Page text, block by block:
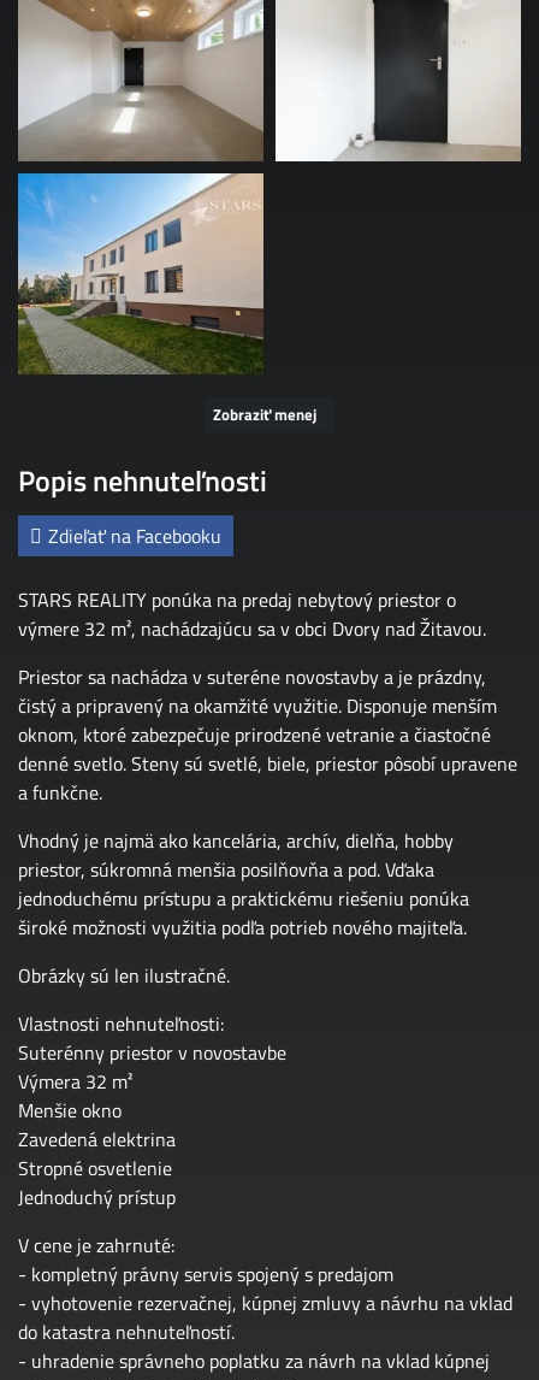
Zobraziť menej
Popis nehnuteľnosti
Zdieľať na Facebooku
STARS REALITY ponúka na predaj nebytový priestor o
výmere 32 m², nachádzajúcu sa v obci Dvory nad Žitavou.
Priestor sa nachádza v suteréne novostavby a je prázdny,
čistý a pripravený na okamžité využitie. Disponuje menším
oknom, ktoré zabezpečuje prirodzené vetranie a čiastočné
denné svetlo. Steny sú svetlé, biele, priestor pôsobí upravene
a funkčne.
Vhodný je najmä ako kancelária, archív, dielňa, hobby
priestor, súkromná menšia posilňovňa a pod. Vďaka
jednoduchému prístupu a praktickému riešeniu ponúka
široké možnosti využitia podľa potrieb nového majiteľa.
Obrázky sú len ilustračné.
Vlastnosti nehnuteľnosti:
Suterénny priestor v novostavbe
Výmera 32 m²
Menšie okno
Zavedená elektrina
Stropné osvetlenie
Jednoduchý prístup
V cene je zahrnuté:
- kompletný právny servis spojený s predajom
- vyhotovenie rezervačnej, kúpnej zmluvy a návrhu na vklad
do katastra nehnuteľností.
- uhradenie správneho poplatku za návrh na vklad kúpnej